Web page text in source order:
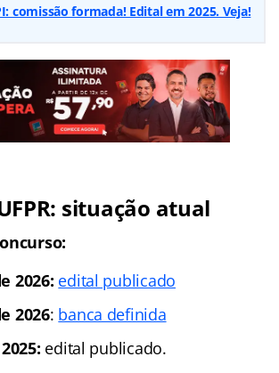
comissão formada! Edital em 2025. Veja!
situação atual
2026: edital publicado
2026: banca definida
edital publicado.